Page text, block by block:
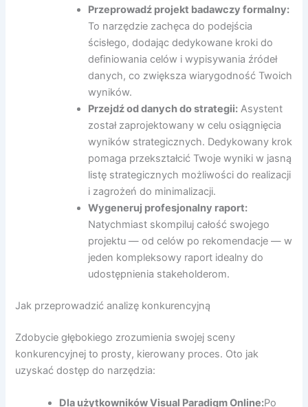
Przeprowadź projekt badawczy formalny:
To narzędzie zachęca do podejścia
ścisłego, dodając dedykowane kroki do
definiowania celów i wypisywania źródeł
danych, co zwiększa wiarygodność Twoich
wyników.
Przejdź od danych do strategii: Asystent
został zaprojektowany w celu osiągnięcia
wyników strategicznych. Dedykowany krok
pomaga przekształcić Twoje wyniki w jasną
listę strategicznych możliwości do realizacji
i zagrożeń do minimalizacji.
Wygeneruj profesjonalny raport:
Natychmiast skompiluj całość swojego
projektu — od celów po rekomendacje — w
jeden kompleksowy raport idealny do
udostępnienia stakeholderom.
Jak przeprowadzić analizę konkurencyjną
Zdobycie głębokiego zrozumienia swojej sceny
konkurencyjnej to prosty, kierowany proces. Oto jak
uzyskać dostęp do narzędzia:
Dla użytkowników Visual Paradigm Online:Po